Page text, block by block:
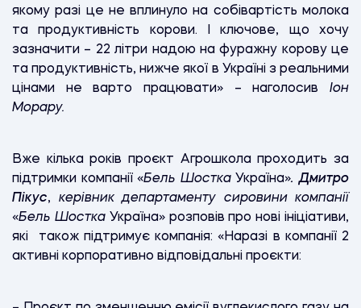
якому разі це не вплинуло на собівартість молока
та продуктивність корови. І ключове, що хочу
зазначити – 22 літри надою на фуражну корову це
та продуктивність, нижче якої в Україні з реальними
цінами не варто працювати» – наголосив Іон
Морару.
Вже кілька років проєкт Агрошкола проходить за
підтримки компанії «Бель ШосткаУкраїна». Дмитро
Пікус, керівник департаменту сировини компанії
«Бель ШосткаУкраїна» розповів про нові ініціативи,
які також підтримує компанія: «Наразі в компанії 2
активні корпоративно відповідальні проєкти: